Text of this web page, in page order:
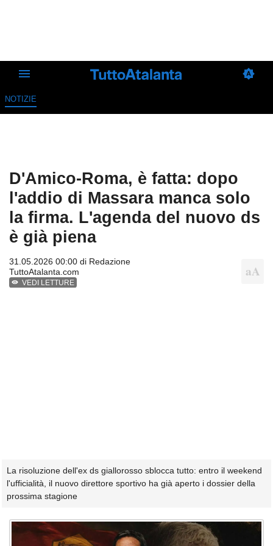
NOTIZIE
D'Amico-Roma, è fatta: dopo
l'addio di Massara manca solo
la firma. L'agenda del nuovo ds
è già piena
31.05.2026 00:00 di Redazione
TuttoAtalanta.com
VEDI LETTURE
La risoluzione dell'ex ds giallorosso sblocca tutto: entro il weekend
l'ufficialità, il nuovo direttore sportivo ha già aperto i dossier della
prossima stagione